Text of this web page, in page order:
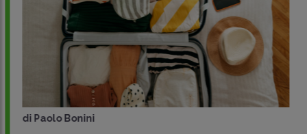
diPaolo Bonini